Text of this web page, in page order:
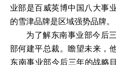
业部是百威英博中国八大事
的雪津品牌是区域强势品牌。
为了解东南事业部今后
部何建平总裁。瞻望未来，
东南事业部今后三年的战略